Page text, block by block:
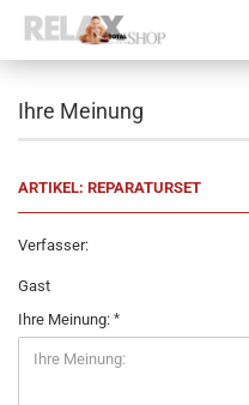
Ihre Meinung
ARTIKEL: REPARATURSET
Verfasser:
Gast
Ihre Meinung: